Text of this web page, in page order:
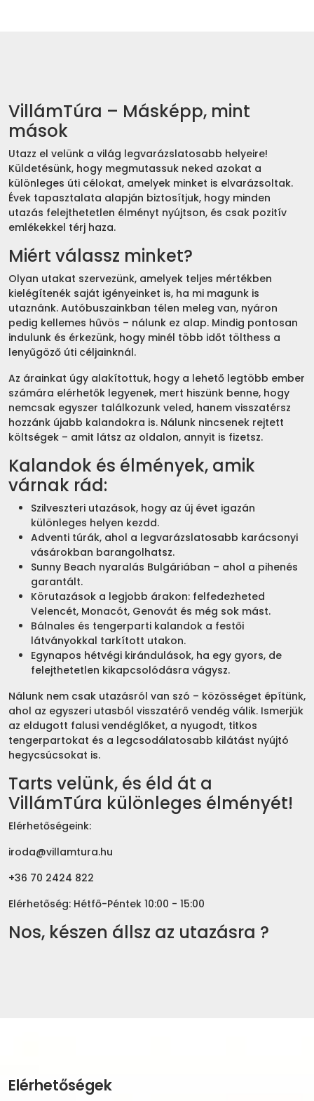
VillámTúra – Másképp, mint
mások
Utazz el velünk a világ legvarázslatosabb helyeire!
Küldetésünk, hogy megmutassuk neked azokat a
különleges úti célokat, amelyek minket is elvarázsoltak.
Évek tapasztalata alapján biztosítjuk, hogy minden
utazás felejthetetlen élményt nyújtson, és csak pozitív
emlékekkel térj haza.
Miért válassz minket?
Olyan utakat szervezünk, amelyek teljes mértékben
kielégítenék saját igényeinket is, ha mi magunk is
utaznánk. Autóbuszainkban télen meleg van, nyáron
pedig kellemes hűvös – nálunk ez alap. Mindig pontosan
indulunk és érkezünk, hogy minél több időt tölthess a
lenyűgöző úti céljainknál.
Az árainkat úgy alakítottuk, hogy a lehető legtöbb ember
számára elérhetők legyenek, mert hiszünk benne, hogy
nemcsak egyszer találkozunk veled, hanem visszatérsz
hozzánk újabb kalandokra is. Nálunk nincsenek rejtett
költségek – amit látsz az oldalon, annyit is fizetsz.
Kalandok és élmények, amik
várnak rád:
Szilveszteri utazások, hogy az új évet igazán
különleges helyen kezdd.
Adventi túrák, ahol a legvarázslatosabb karácsonyi
vásárokban barangolhatsz.
Sunny Beach nyaralás Bulgáriában – ahol a pihenés
garantált.
Körutazások a legjobb árakon: felfedezheted
Velencét, Monacót, Genovát és még sok mást.
Bálnales és tengerparti kalandok a festői
látványokkal tarkított utakon.
Egynapos hétvégi kirándulások, ha egy gyors, de
felejthetetlen kikapcsolódásra vágysz.
Nálunk nem csak utazásról van szó – közösséget építünk,
ahol az egyszeri utasból visszatérő vendég válik. Ismerjük
az eldugott falusi vendéglőket, a nyugodt, titkos
tengerpartokat és a legcsodálatosabb kilátást nyújtó
hegycsúcsokat is.
Tarts velünk, és éld át a
VillámTúra különleges élményét!
Elérhetőségeink:
iroda@villamtura.hu
+36 70 2424 822
Elérhetőség: Hétfő-Péntek 10:00 - 15:00
Nos, készen állsz az utazásra ?
Elérhetőségek